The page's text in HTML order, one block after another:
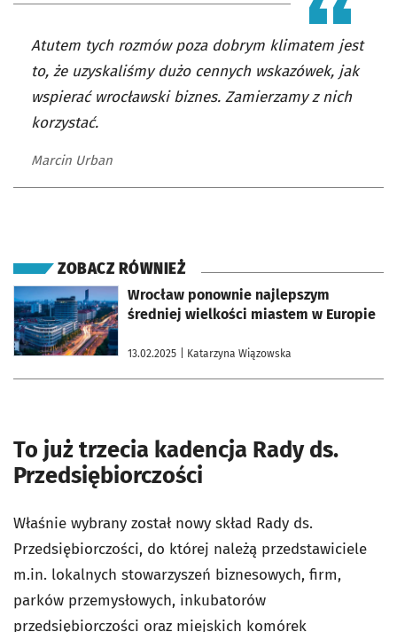
Atutem tych rozmów poza dobrym klimatem jest
to, że uzyskaliśmy dużo cennych wskazówek, jak
wspierać wrocławski biznes. Zamierzamy z nich
korzystać.
Marcin Urban
ZOBACZ RÓWNIEŻ
Wrocław ponownie najlepszym
średniej wielkości miastem w Europie
13.02.2025 | Katarzyna Wiązowska
otworzy się w nowej karcie
To już trzecia kadencja Rady ds.
Przedsiębiorczości
Właśnie wybrany został nowy skład Rady ds.
Przedsiębiorczości, do której należą przedstawiciele
m.in. lokalnych stowarzyszeń biznesowych, firm,
parków przemysłowych, inkubatorów
przedsiębiorczości oraz miejskich komórek